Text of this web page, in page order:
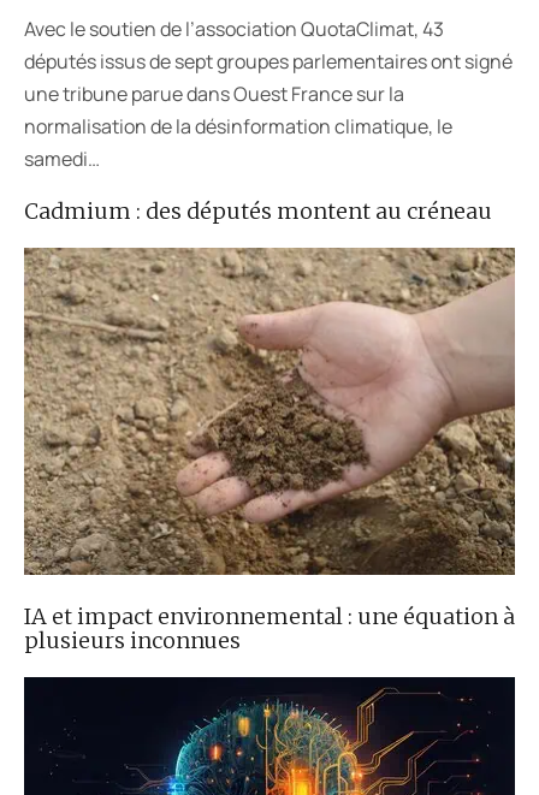
Cadmium : des députés montent au créneau
IA et impact environnemental : une équation à
plusieurs inconnues
Avec le soutien de l’association QuotaClimat, 43
députés issus de sept groupes parlementaires ont signé
une tribune parue dans Ouest France sur la
normalisation de la désinformation climatique, le
samedi…